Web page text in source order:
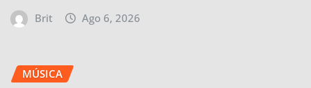
Brit Ago 6, 2026
MÚSICA